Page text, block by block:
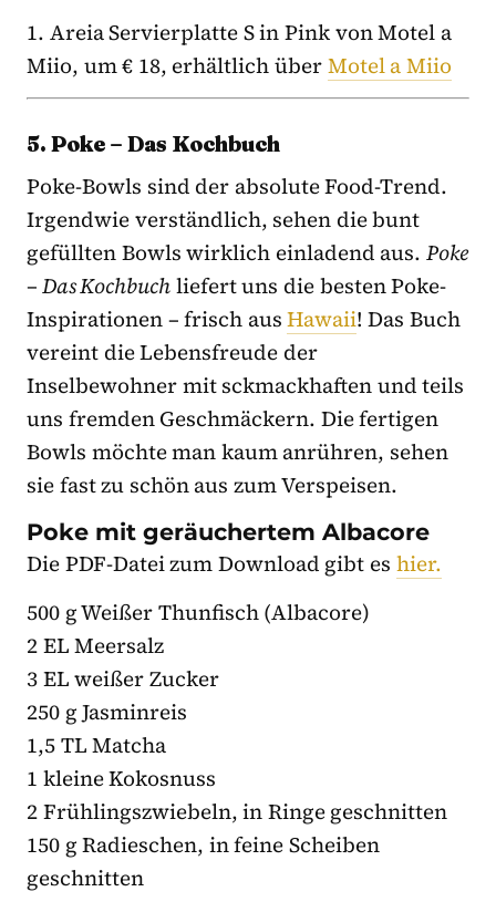
1. Areia Servierplatte S in Pink von Motel a
Miio, um € 18, erhältlich überMotel a Miio
5. Poke – Das Kochbuch
Poke-Bowls sind der absolute Food-Trend.
Irgendwie verständlich, sehen die bunt
gefüllten Bowls wirklich einladend aus.Poke
– Das Kochbuchliefert uns die besten Poke-
Inspirationen – frisch ausHawaii! Das Buch
vereint die Lebensfreude der
Inselbewohner mit sckmackhaften und teils
uns fremden Geschmäckern. Die fertigen
Bowls möchte man kaum anrühren, sehen
sie fast zu schön aus zum Verspeisen.
Poke mit geräuchertem Albacore
Die PDF-Datei zum Download gibt es hier.
500 g Weißer Thunfisch (Albacore)
2 EL Meersalz
3 EL weißer Zucker
250 g Jasminreis
1,5 TL Matcha
1 kleine Kokosnuss
2 Frühlingszwiebeln, in Ringe geschnitten
150 g Radieschen, in feine Scheiben
geschnitten